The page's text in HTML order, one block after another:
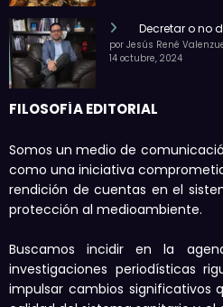
Decretar o no
por Jesús René
14 octubre, 2024
FILOSOFÍA EDITORIAL
Somos un medio de
como una iniciativa
rendición de cuentas en el
protección al medioambiente.
Buscamos incidir en la
investigaciones periodísticas
impulsar cambios significativos